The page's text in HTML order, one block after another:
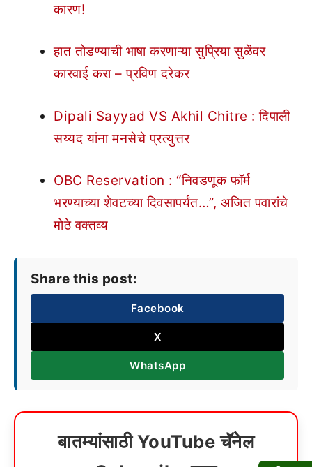
कारण!
हात तोडण्याची भाषा करणाऱ्या सुप्रिया सुळेंवर
कारवाई करा – प्रविण दरेकर
Dipali Sayyad VS Akhil Chitre : दिपाली
सय्यद यांना मनसेचे प्रत्युत्तर
OBC Reservation : “निवडणूक फॉर्म
भरण्याच्या शेवटच्या दिवसापर्यंत…”, अजित पवारांचे
मोठे वक्तव्य
Share this post:
Facebook
X
WhatsApp
बातम्यांसाठी YouTube चॅनेल